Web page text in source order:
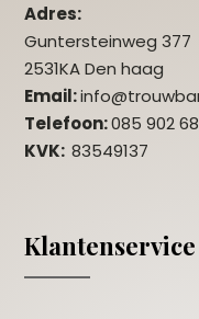
Adres:
Guntersteinweg 377
2531KA Den haag
Email:
Telefoon:085 902
KVK:83549137
Klantenservice